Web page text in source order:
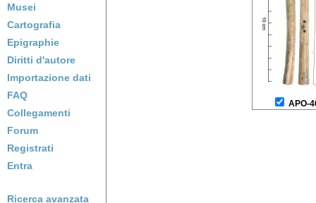
Musei
Cartografia
Epigraphie
Diritti d'autore
Importazione dati
FAQ
Collegamenti
Forum
Registrati
Entra
Ricerca avanzata
APO-